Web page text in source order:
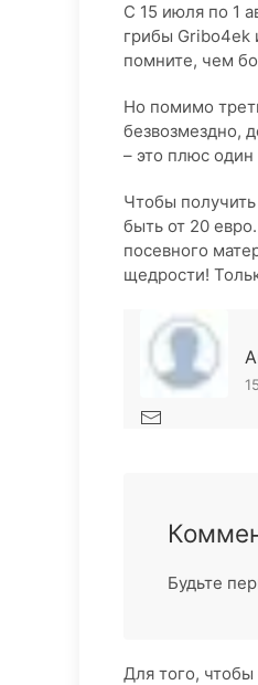
С 15 июля по 1
грибы Gribo4ek
помните, чем
Но помимо
безвозмездно,
– это плюс
Чтобы
быть от 20
посевного
щедрости!
Будьте
Для того,